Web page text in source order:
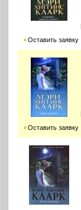
Оставить заявку
Оставить заявку